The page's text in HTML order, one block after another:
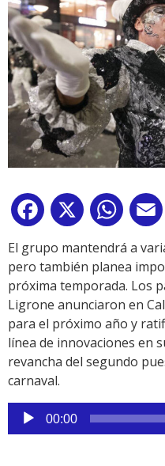
Facebook
X
El grupo mantendrá a
pero también planea
próxima temporada. Los
Ligrone anunciaron en
para el próximo año y
línea de innovaciones en
revancha del segundo
carnaval.
Reproductor
de
00:00